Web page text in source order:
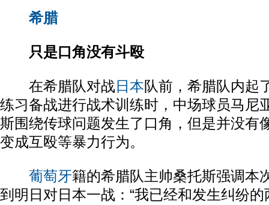
希腊
只是口角没有斗殴
在希腊队对战 日本队前，希腊队内起
练习备战进行战术训练时，中场球员马尼
斯围绕传球问题发生了口角，但是并没有
变成互殴等暴力行为。
葡萄牙籍的希腊队主帅桑托斯强调本
到明日对日本一战：“我已经和发生纠纷